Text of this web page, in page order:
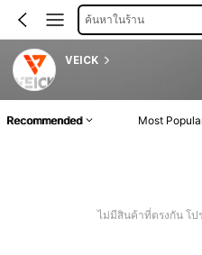
ค้นหาในร้าน
VEICK
Recommended Most
ไม่มีสินค้าที่ตรงกัน โป